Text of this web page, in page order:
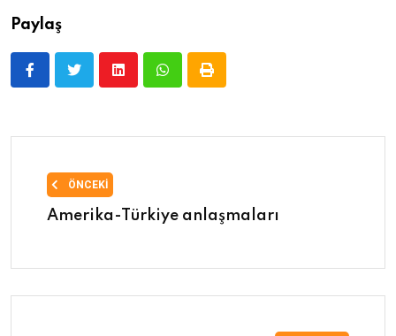
Paylaş
ÖNCEKI
Amerika-Türkiye anlaşmaları